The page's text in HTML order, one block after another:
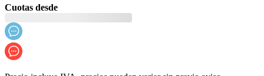
Cuotas desde